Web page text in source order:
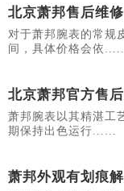
北京萧邦售后维
对于萧邦腕表的常规
间，具体价格会依......
北京萧邦官方售
萧邦腕表以其精湛工
期保持出色运行......
萧邦外观有划痕